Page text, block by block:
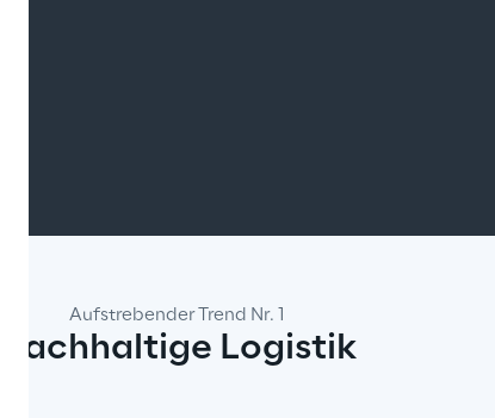
Aufstrebender Trend Nr. 1
Nachhaltige Logistik